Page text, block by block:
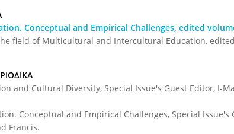
Conceptual and Empirical Challenges, edited
field of Multicultural and Intercultural Education,
and Cultural Diversity, Special Issue's Guest Editor, I-
Conceptual and Empirical Challenges, Special
Francis.